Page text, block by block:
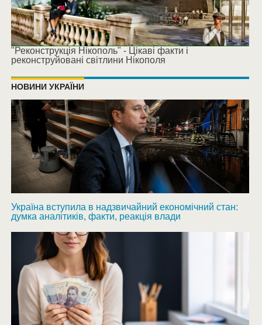
"Реконструкція Нікополь" - Цікаві факти і
реконструйовані світлини Нікополя
НОВИНИ УКРАЇНИ
Україна вступила в надзвичайний економічний стан:
думка аналітиків, факти, реакція влади